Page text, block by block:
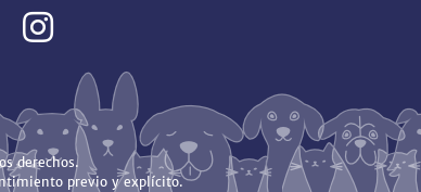
derechos.
previo y explícito.